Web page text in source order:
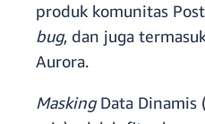
produk komunitas
bug, dan juga
Aurora.
MaskingData Dinamis